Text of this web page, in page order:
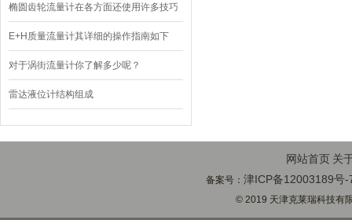
校准
椭圆齿轮流量计在各方面还使用许多技巧
的
E+H质量流量计其详细的操作指南如下
对于涡街流量计你了解多少呢？
雷达液位计结构组成
网站首页 关
备案号：津ICP备12003189号-
© 2019 天津克莱瑞科技有